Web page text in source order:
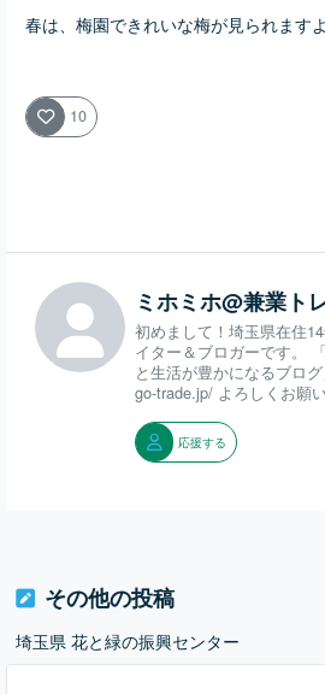
春は、梅園できれいな梅が見られます
10
ミホミホ@兼業ト
初めまして！埼玉県在住
イター＆ブロガーです。
と生活が豊かになるブロ
go-trade.jp/ よろしくお願
応援する
その他の投稿
埼玉県 花と緑の振興センター